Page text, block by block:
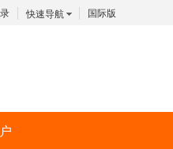
快速导航 国际版